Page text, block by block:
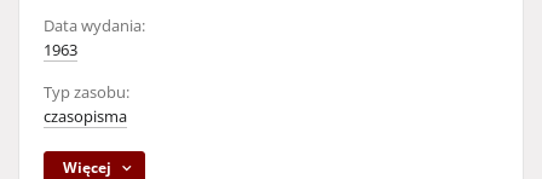
Data wydania:
1963
Typ zasobu:
czasopisma
Więcej